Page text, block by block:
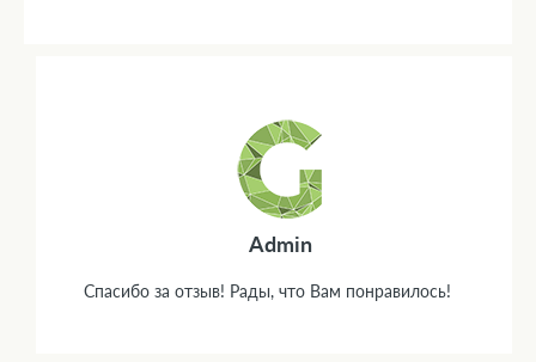
Admin
Спасибо за отзыв! Рады, что Вам понравилось!